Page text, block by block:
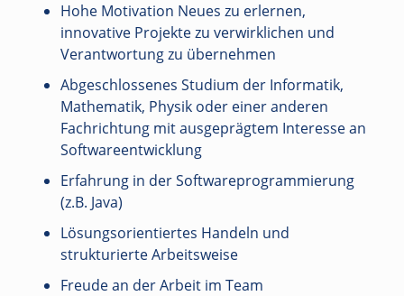
Hohe Motivation Neues zu erlernen,
innovative Projekte zu verwirklichen und
Verantwortung zu übernehmen
Abgeschlossenes Studium der Informatik,
Mathematik, Physik oder einer anderen
Fachrichtung mit ausgeprägtem Interesse an
Softwareentwicklung
Erfahrung in der Softwareprogrammierung
(z.B. Java)
Lösungsorientiertes Handeln und
strukturierte Arbeitsweise
Freude an der Arbeit im Team